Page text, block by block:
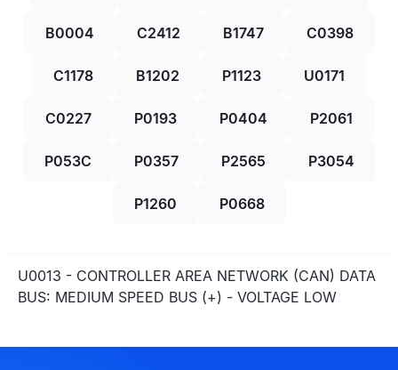
B0004 C2412 B1747 C0398
C1178 B1202 P1123 U0171
C0227 P0193 P0404 P2061
P053C P0357 P2565 P3054
P1260 P0668
U0013 - CONTROLLER AREA NETWORK (CAN) DATA
BUS: MEDIUM SPEED BUS (+) - VOLTAGE LOW